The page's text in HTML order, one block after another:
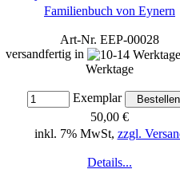
Familienbuch von Eynern
Art-Nr. EEP-00028
versandfertig in
Werktage
Exemplar
50,00 €
inkl. 7% MwSt, zzgl.
Details...